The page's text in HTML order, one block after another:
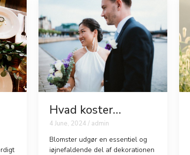
Hvad koster
blomster til
bryllup?
4 June, 2024 / admin
Blomster udgør en essentiel og
iøjnefaldende del af dekorationen